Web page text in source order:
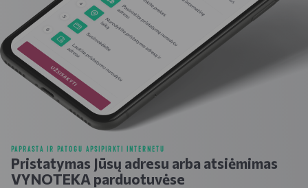
PAPRASTA IR PATOGU APSIPIRKTI INTERNETU
Pristatymas Jūsų adresu arba atsiėmimas
VYNOTEKA parduotuvėse